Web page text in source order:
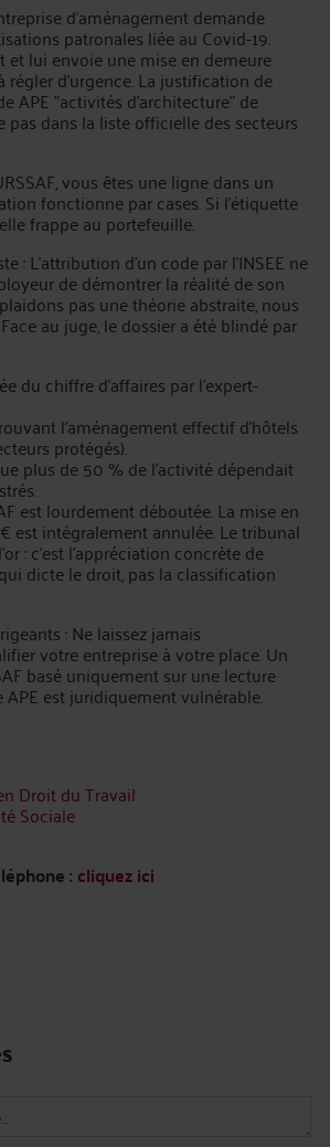
d'aménagement demande
patronales liée au Covid-19.
et lui envoie une mise en demeure
régler d'urgence. La justification de
APE "activités d'architecture" de
pas dans la liste officielle des secteurs
vous êtes une ligne dans un
fonctionne par cases. Si l'étiquette
frappe au portefeuille.
: L'attribution d'un code par l'INSEE ne
de démontrer la réalité de son
pas une théorie abstraite, nous
au juge, le dossier a été blindé par
du chiffre d'affaires par l'expert-
l'aménagement effectif d'hôtels
protégés).
plus de 50 % de l'activité dépendait
est lourdement déboutée. La mise en
est intégralement annulée. Le tribunal
: c'est l'appréciation concrète de
dicte le droit, pas la classification
: Ne laissez jamais
votre entreprise à votre place. Un
basé uniquement sur une lecture
est juridiquement vulnérable.
Droit du Travail
Sociale
: cliquez ici